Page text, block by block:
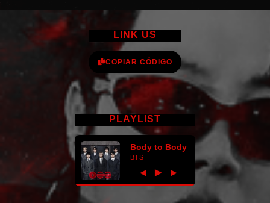
LINK US
COPIAR CÓDIGO
PLAYLIST
Body to Body
BTS
◀ ► ▶